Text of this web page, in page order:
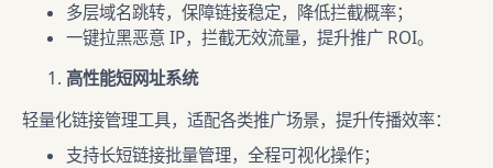
多层域名跳转，保障链接稳定，降低拦截概率；
一键拉黑恶意 IP，拦截无效流量，提升推广 ROI。
高性能短网址系统
轻量化链接管理工具，适配各类推广场景，提升传播效率：
支持长短链接批量管理，全程可视化操作；